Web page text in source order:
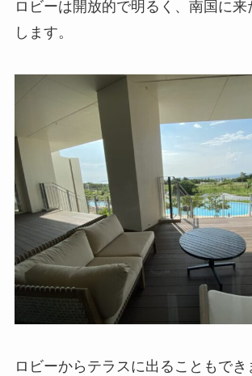
ロビーは開放的で明るく、南国に
します。
ロビーからテラスに出ることもで